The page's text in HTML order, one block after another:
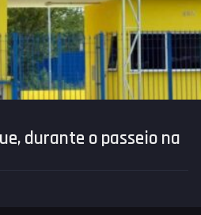
durante o passeio na